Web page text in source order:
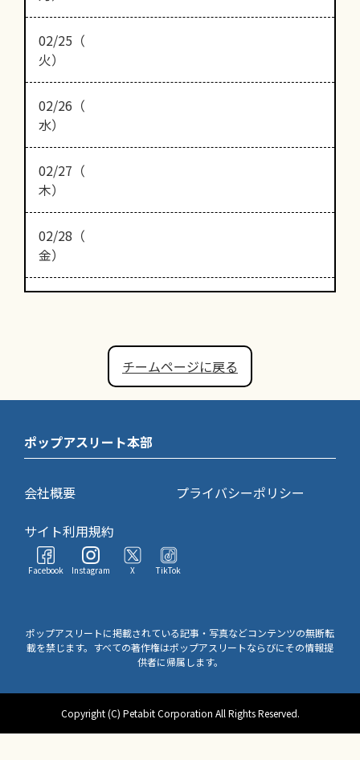
02/25（
火）
02/26（
水）
02/27（
木）
02/28（
金）
チームページに戻る
ポップアスリート本部
会社概要
プライバシーポリシー
サイト利用規約
Facebook Instagram X TikTok
ポップアスリートに掲載されている記事・写真などコンテンツの無断転
載を禁じます。すべての著作権はポップアスリートならびにその情報提
供者に帰属します。
Copyright (C) Petabit Corporation All Rights Reserved.